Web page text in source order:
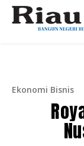
Ekonomi Bisnis